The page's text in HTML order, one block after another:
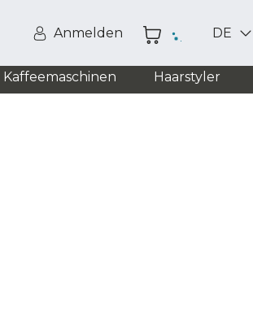
Anmelden DE
Kaffeemaschinen Haarstyler